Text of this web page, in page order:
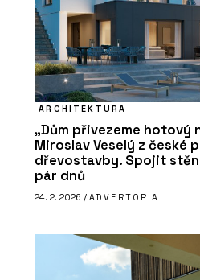
ARCHITEKTURA
„Dům přivezeme hotový
Miroslav Veselý z české
dřevostavby. Spojit
pár dnů
24. 2. 2026 / ADVERTORIAL